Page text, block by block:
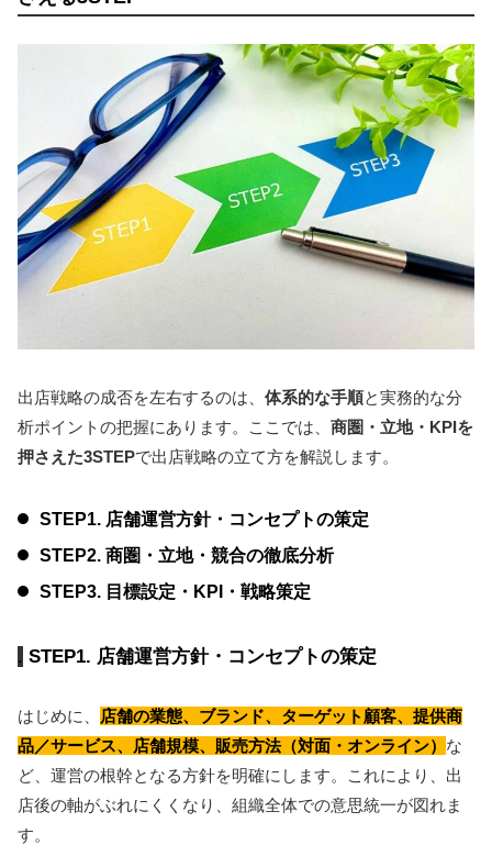
出店戦略の成否を左右するのは、 体系的な手順と実務的な分
析ポイントの把握にあります。ここでは、 商圏・立地・KPIを
押さえた3STEPで出店戦略の立て方を解説します。
STEP1. 店舗運営方針・コンセプトの策定
STEP2. 商圏・立地・競合の徹底分析
STEP3. 目標設定・KPI・戦略策定
STEP1. 店舗運営方針・コンセプトの策定
はじめに、
店舗の業態、ブランド、ターゲット顧客、提供商
品／サービス、店舗規模、販売方法（対面・オンライン） な
ど、運営の根幹となる方針を明確にします。これにより、出
店後の軸がぶれにくくなり、組織全体での意思統一が図れま
す。